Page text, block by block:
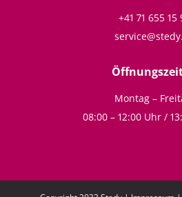
+41 71 655 15
Montag –
08:00 – 12:00 Uhr /